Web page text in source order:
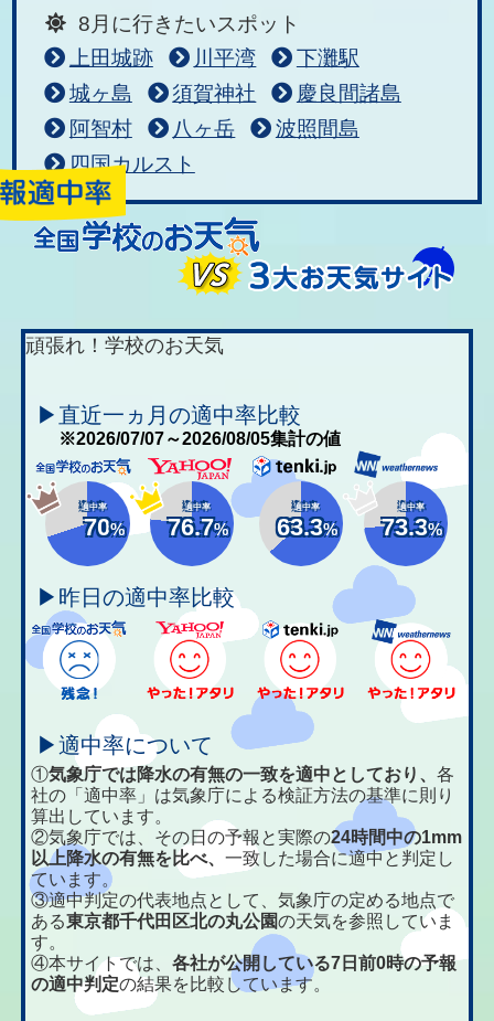
8月に行きたいスポット
上田城跡
川平湾
下灘駅
城ヶ島
須賀神社
慶良間諸島
阿智村
八ヶ岳
波照間島
四国カルスト
頑張れ！学校のお天気
▶直近一ヵ月の適中率比較
※2026/07/07～2026/08/05集計の値
適中率
70%
適中率
76.7%
適中率
63.3%
適中率
73.3%
▶昨日の適中率比較
▶適中率について
①気象庁では降水の有無の一致を適中としており、各
社の「適中率」は気象庁による検証方法の基準に則り
算出しています。
②気象庁では、その日の予報と実際の24時間中の1mm
以上降水の有無を比べ、一致した場合に適中と判定し
ています。
③適中判定の代表地点として、気象庁の定める地点で
ある東京都千代田区北の丸公園の天気を参照していま
す。
④本サイトでは、各社が公開している7日前0時の予報
の適中判定の結果を比較しています。